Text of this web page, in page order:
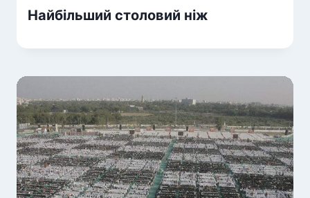
Найбільший столовий ніж